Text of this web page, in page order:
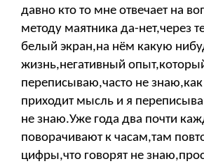
давно кто то мне отвечает на
методу маятника да-нет,через
белый экран,на нём какую
жизнь,негативный
переписываю,часто не знаю,как
приходит мысль и я
не знаю.Уже года два почти
поворачивают к часам,там
цифры,что говорят не